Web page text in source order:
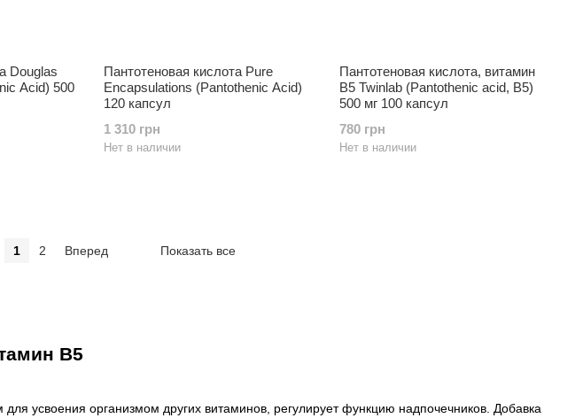
В5
усвоения организмом других витаминов, регулирует функцию надпочечников. Добавка
Douglas
Acid) 500
Пантотеновая кислота Pure
Encapsulations (Pantothenic Acid)
120 капсул
1 310 грн
Нет в наличии
Пантотеновая кислота, витамин
В5 Twinlab (Pantothenic acid, B5)
500 мг 100 капсул
780 грн
Нет в наличии
1 2 Вперед Показать все